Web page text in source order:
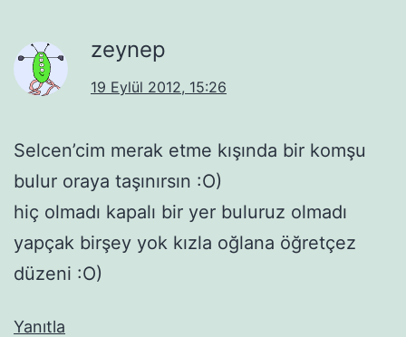
zeynep
19 Eylül 2012, 15:26
Selcen’cim merak etme kışında bir komşu
bulur oraya taşınırsın :O)
hiç olmadı kapalı bir yer buluruz olmadı
yapçak birşey yok kızla oğlana öğretçez
düzeni :O)
Yanıtla